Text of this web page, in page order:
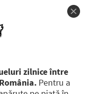
zilnice între
Pentru a